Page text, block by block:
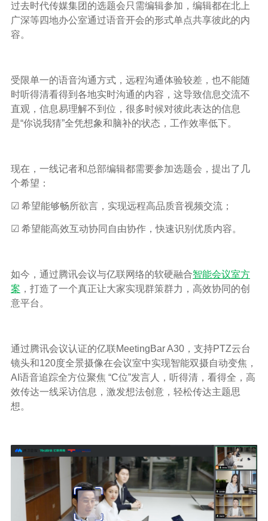
过去时代传媒集团的选题会只需编辑参加，编辑都在北上
广深等四地办公室通过语音开会的形式单点共享彼此的内
容。
受限单一的语音沟通方式，远程沟通体验较差，也不能随
时听得清看得到各地实时沟通的内容，这导致信息交流不
直观，信息易理解不到位，很多时候对彼此表达的信息
是“你说我猜”全凭想象和脑补的状态，工作效率低下。
现在，一线记者和总部编辑都需要参加选题会，提出了几
个希望：
☑ 希望能够畅所欲言，实现远程高品质音视频交流；
☑ 希望能高效互动协同自由协作，快速识别优质内容。
如今，通过腾讯会议与亿联网络的软硬融合智能会议室方
案 ，打造了一个真正让大家实现群策群力，高效协同的创
意平台。
通过腾讯会议认证的亿联MeetingBar A30，支持PTZ云台
镜头和120度全景摄像在会议室中实现智能双摄自动变焦，
AI语音追踪全方位聚焦 “C位”发言人，听得清，看得全，高
效传达一线采访信息，激发想法创意，轻松传达主题思
想。